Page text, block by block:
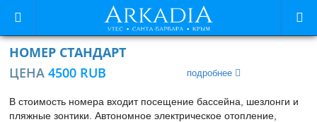
НОМЕР СТАНДАРТ
ЦЕНА 4500 RUB подробнее
В стоимость номера входит посещение бассейна, шезлонги и
пляжные зонтики. Автономное электрическое отопление,